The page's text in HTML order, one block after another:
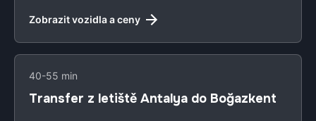
Zobrazit vozidla a ceny
40-55 min
Transfer z letiště Antalya do Boğazkent